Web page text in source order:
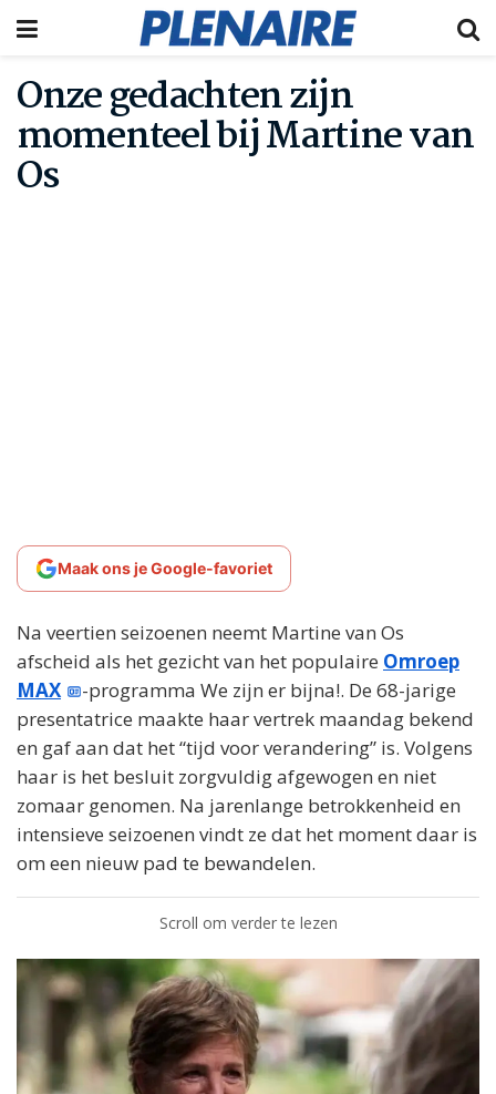
Onze gedachten zijn
momenteel bij Martine van
Os
Maak ons je Google-favoriet
Na veertien seizoenen neemt Martine van Os
afscheid als het gezicht van het populaire Omroep
MAX
-programma We zijn er bijna!. De 68-jarige
presentatrice maakte haar vertrek maandag bekend
en gaf aan dat het “tijd voor verandering” is. Volgens
haar is het besluit zorgvuldig afgewogen en niet
zomaar genomen. Na jarenlange betrokkenheid en
intensieve seizoenen vindt ze dat het moment daar is
om een nieuw pad te bewandelen.
Scroll om verder te lezen